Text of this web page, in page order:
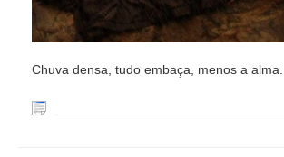
Chuva densa, tudo embaça, menos a alma...